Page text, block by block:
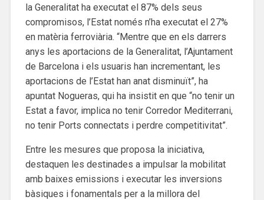
la Generalitat ha executat el 87% dels seus
compromisos, l’Estat només n’ha executat el 27%
en matèria ferroviària. “Mentre que en els darrers
anys les aportacions de la Generalitat, l’Ajuntament
de Barcelona i els usuaris han incrementant, les
aportacions de l’Estat han anat disminuït”, ha
apuntat Nogueras, qui ha insistit en que “no tenir un
Estat a favor, implica no tenir Corredor Mediterrani,
no tenir Ports connectats i perdre competitivitat”.
Entre les mesures que proposa la iniciativa,
destaquen les destinades a impulsar la mobilitat
amb baixes emissions i executar les inversions
bàsiques i fonamentals per a la millora del